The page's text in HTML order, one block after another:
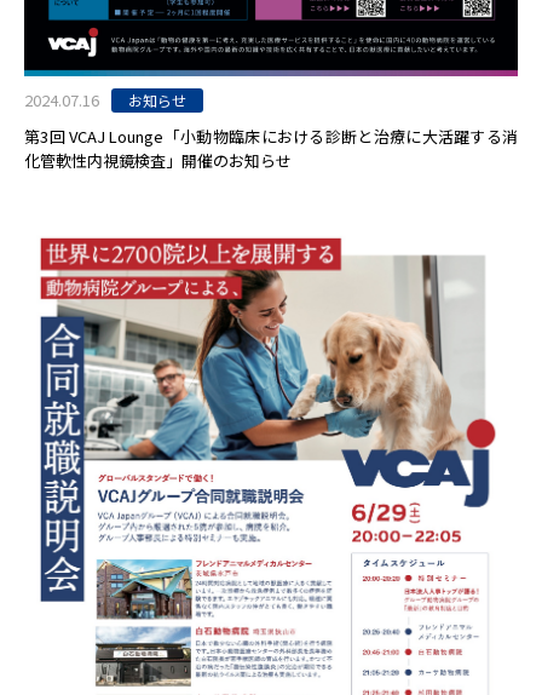
2024.07.16 お知らせ
第3回 VCAJ Lounge「小動物臨床における診断と治療に大活躍する消
化管軟性内視鏡検査」開催のお知らせ